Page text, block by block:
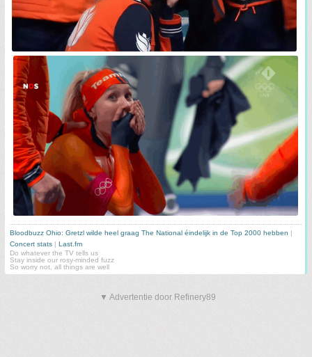
Bloodbuzz Ohio: Gretzl wilde heel graag The National éindelijk in de Top 2000 hebben |
Concert stats | Last.fm
Do whatever the TV tells us
Stay inside our rosy-minded fuzz
So worry not, all things are well
▼ Advertentie door Refinery89